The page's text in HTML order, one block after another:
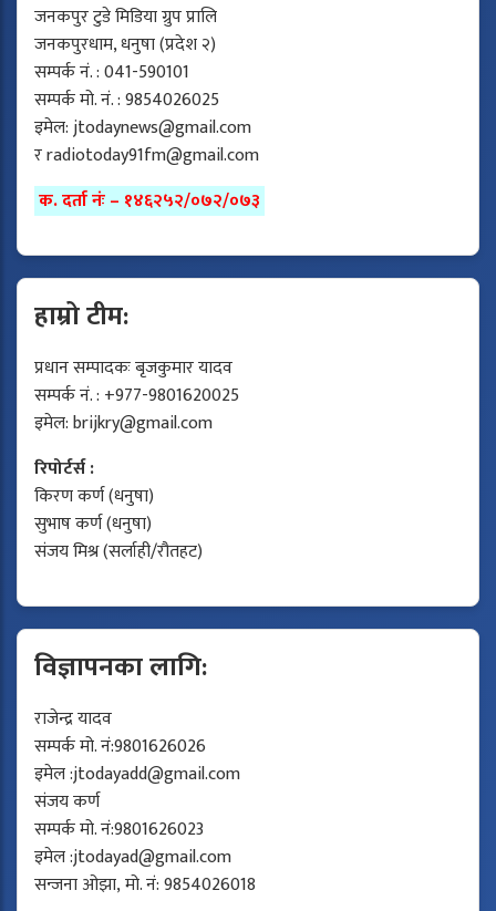
जनकपुर टुडे मिडिया ग्रुप प्रालि
जनकपुरधाम, धनुषा (प्रदेश २)
सम्पर्क नं. : 041-590101
सम्पर्क मो. नं. : 9854026025
इमेल:jtodaynews@gmail.com
रradiotoday91fm@gmail.com
क. दर्ता नंः – १४६२५२/०७२/०७३
हाम्रो टीम:
प्रधान सम्पादकः बृजकुमार यादव
सम्पर्क नं. : +977-9801620025
इमेल:brijkry@gmail.com
रिपोर्टर्स :
किरण कर्ण (धनुषा)
सुभाष कर्ण (धनुषा)
संजय मिश्र (सर्लाही/रौतहट)
विज्ञापनका लागि:
राजेन्द्र यादव
सम्पर्क मो. नं:9801626026
इमेल :jtodayadd@gmail.com
संजय कर्ण
सम्पर्क मो. नं:9801626023
इमेल :jtodayad@gmail.com
सन्जना ओझा, मो. नं: 9854026018